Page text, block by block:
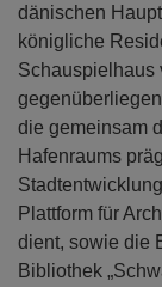
dänischen
königliche
Schauspielhaus
die gemeinsam
Hafenraums
Plattform für
dient, sowie die
Bibliothek